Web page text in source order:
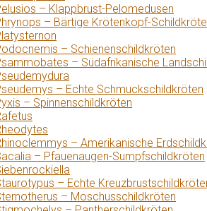
– Klappbrust-Pelomedusen
– Bärtige Krötenkopf-
– Schienenschildkröten
– Südafrikanische
– Echte Schmuckschildkröten
– Spinnenschildkröten
– Amerikanische
– Pfauenaugen-Sumpfschildkröten
– Echte
– Moschusschildkröten